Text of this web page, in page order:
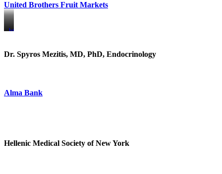
United Brothers Fruit Markets
https://www.unitedbrothersfruitmarkets.com/
https://www.unitedbrothersfruitmarkets.com/
Dr. Spyros Mezitis, MD, PhD, Endocrinology
Alma Bank
Hellenic Medical Society of New York